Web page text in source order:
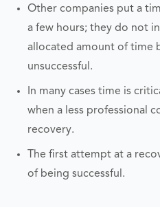
Other companies put a
a few hours; they do not
allocated amount of time
unsuccessful.
In many cases time is
when a less professional
recovery.
The first attempt at a
of being successful.